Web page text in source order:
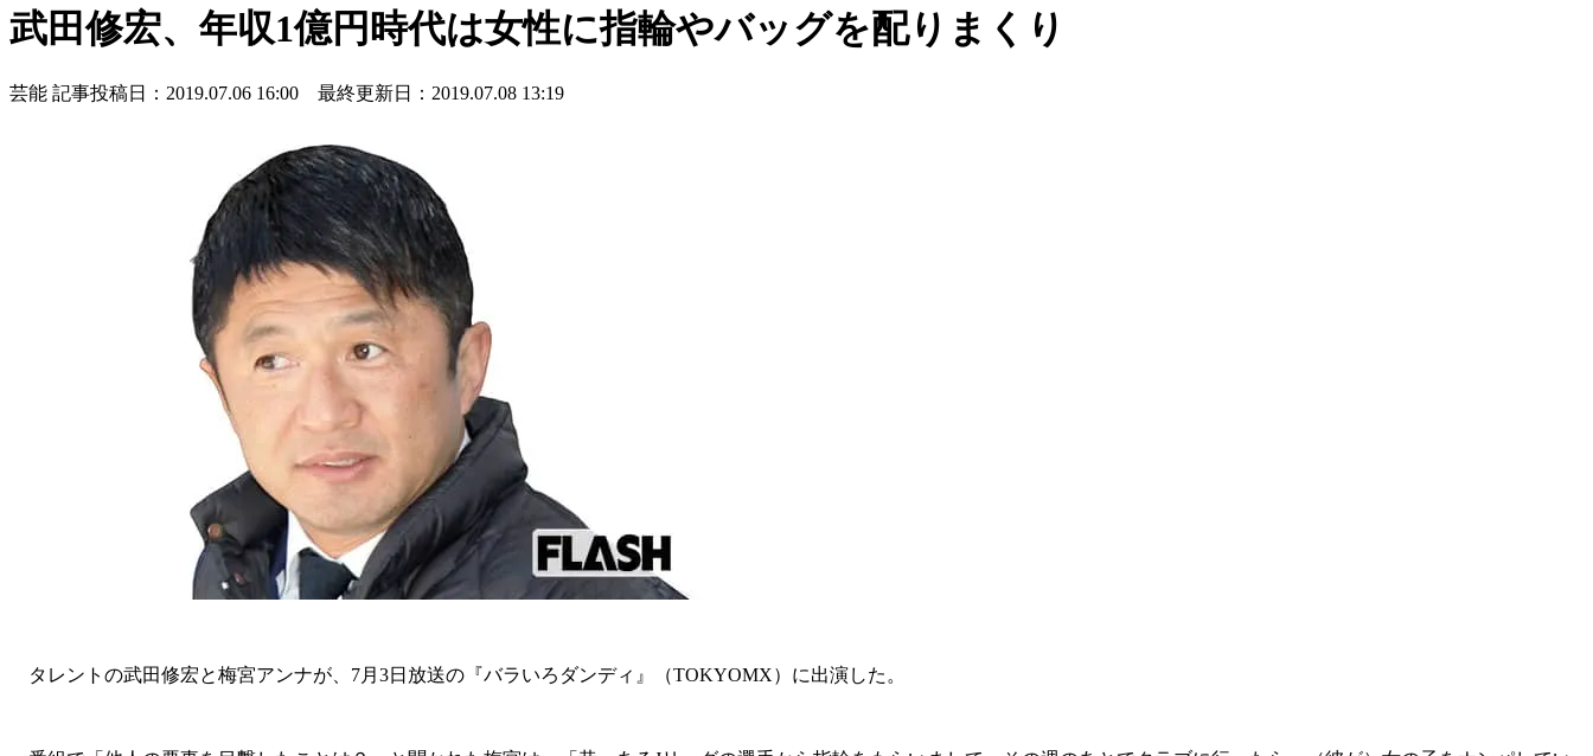
武田修宏、年収1億円時代は女性に指輪やバッグを配りまくり
芸能 記事投稿日：2019.07.06 16:00 最終更新日：2019.07.08 13:19
タレントの武田修宏と梅宮アンナが、7月3日放送の『バラいろダンディ』（TOKYOMX）に出演した。